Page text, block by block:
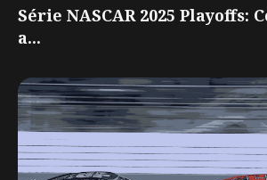
Série NASCAR 2025 Playoffs:
a...